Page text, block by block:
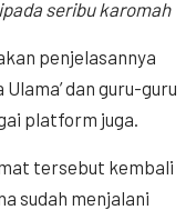
seribu karomah
penjelasannya
dan guru-guru
platform juga.
tersebut kembali
sudah menjalani